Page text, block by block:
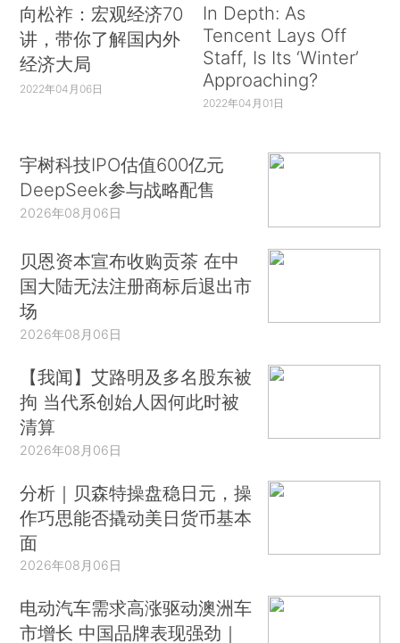
向松祚：宏观经济70
讲，带你了解国内外
经济大局
2022年04月06日
In Depth: As
Tencent Lays Off
Staff, Is Its ‘Winter’
Approaching?
2022年04月01日
宇树科技IPO估值600亿元
DeepSeek参与战略配售
2026年08月06日
贝恩资本宣布收购贡茶 在中
国大陆无法注册商标后退出市
场
2026年08月06日
【我闻】艾路明及多名股东被
拘 当代系创始人因何此时被
清算
2026年08月06日
分析｜贝森特操盘稳日元，操
作巧思能否撬动美日货币基本
面
2026年08月06日
电动汽车需求高涨驱动澳洲车
市增长 中国品牌表现强劲｜